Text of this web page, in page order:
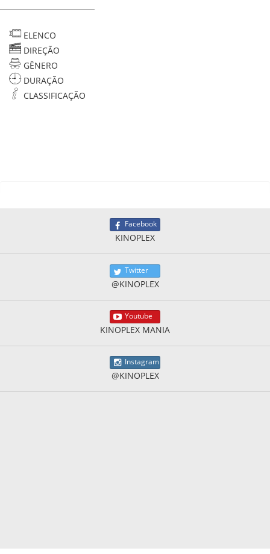
ELENCO
DIREÇÃO
GÊNERO
DURAÇÃO
CLASSIFICAÇÃO
Facebook
KINOPLEX
Twitter
@KINOPLEX
Youtube
KINOPLEX MANIA
Instagram
@KINOPLEX